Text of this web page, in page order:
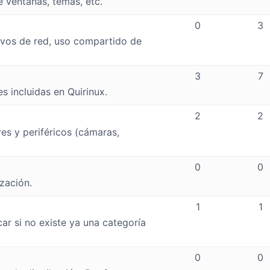
de red, uso compartido de
0 3
incluidas en Quirinux.
3 7
y periféricos (cámaras,
2 2
0 0
si no existe ya una categoría
1 1
0 0